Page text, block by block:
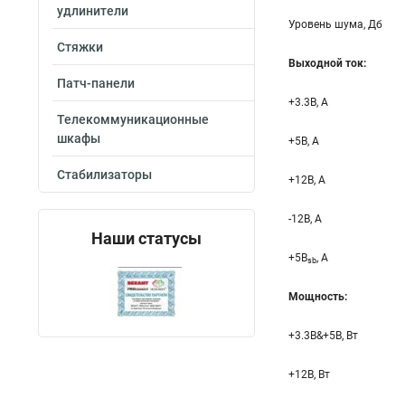
удлинители
Стяжки
Патч-панели
Телекоммуникационные
шкафы
Стабилизаторы
Наши статусы
Уровень шума, Дб
Выходной ток:
+3.3B, А
+5B, А
+12B, A
-12B, A
+5Bsb, A
Мощность:
+3.3B&+5B, Вт
+12B, Вт